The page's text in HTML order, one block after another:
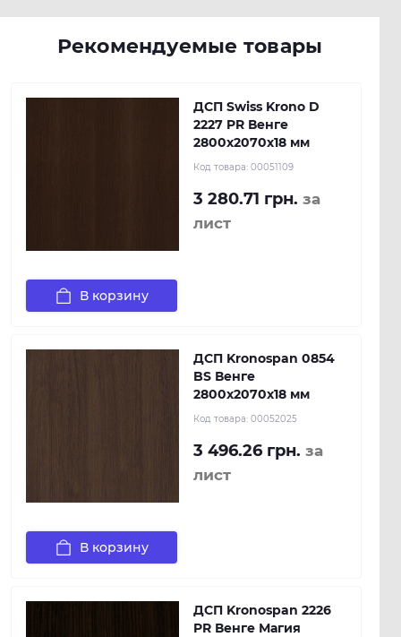
Рекомендуемые товары
ДСП Swiss Krono D
2227 PR Венге
2800х2070х18 мм
Код товара: 00051109
3 280.71 грн. за
лист
В корзину
ДСП Kronospan 0854
BS Венге
2800x2070x18 мм
Код товара: 00052025
3 496.26 грн. за
лист
В корзину
ДСП Kronospan 2226
PR Венге Магия